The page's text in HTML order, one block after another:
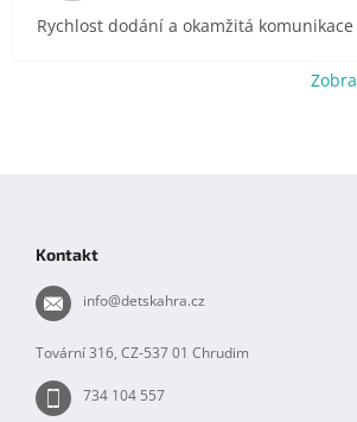
Rychlost dodání a okamžitá komunikace
Kontakt
info@detskahra.cz
Tovární 316, CZ-537 01 Chrudim
734 104 557